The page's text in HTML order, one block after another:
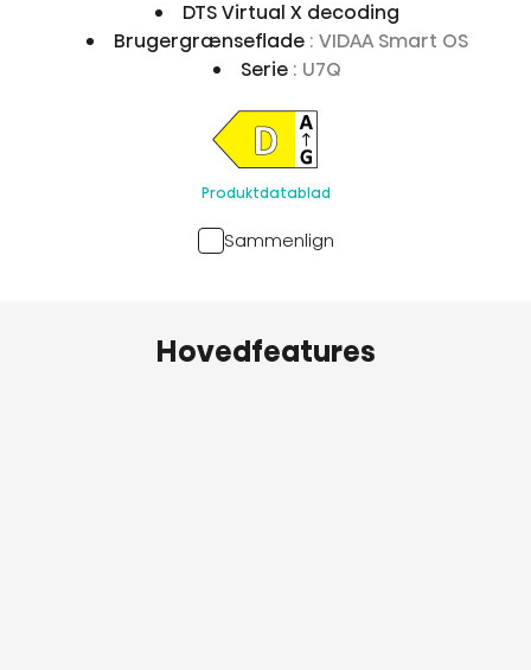
DTS Virtual X decoding
Brugergrænseflade : VIDAA Smart OS
Serie : U7Q
Produktdatablad
Sammenlign
Hovedfeatures